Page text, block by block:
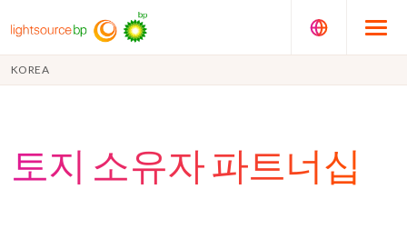
KOREA
토지 소유자 파트너십